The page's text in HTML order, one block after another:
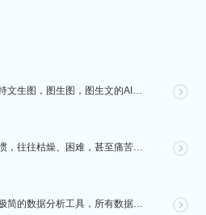
梦幻工坊，是一款支持文生图，图生图，图生文的AI绘图工具，不需要魔法就可以使用各种 AI 工具，也不...
强迫自己养成某种习惯，往往枯燥、困难，甚至痛苦。而喝水种花旨在通过种花这种游戏的方式，让您在养成喝水...
一款本地化、安全、极简的数据分析工具，所有数据处理均在您的设备上完成，绝不离开本地。Windows、...